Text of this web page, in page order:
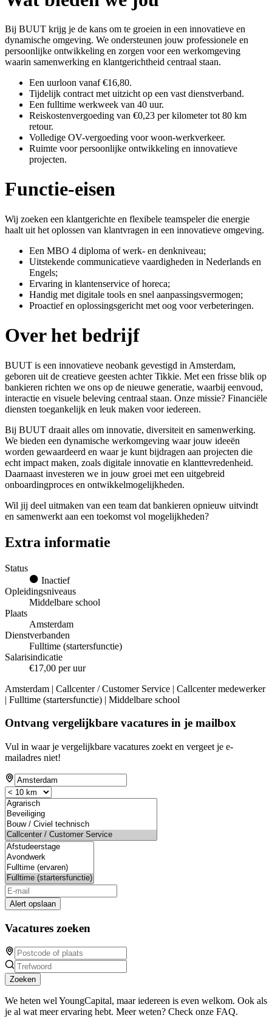
Bij BUUT krijg je de kans om te groeien in een innovatieve en
dynamische omgeving. We ondersteunen jouw professionele en
persoonlijke ontwikkeling en zorgen voor een werkomgeving
waarin samenwerking en klantgerichtheid centraal staan.
Een uurloon vanaf €16,80.
Tijdelijk contract met uitzicht op een vast dienstverband.
Een fulltime werkweek van 40 uur.
Reiskostenvergoeding van €0,23 per kilometer tot 80 km
retour.
Volledige OV-vergoeding voor woon-werkverkeer.
Ruimte voor persoonlijke ontwikkeling en innovatieve
projecten.
Functie-eisen
Wij zoeken een klantgerichte en flexibele teamspeler die energie
haalt uit het oplossen van klantvragen in een innovatieve omgeving.
Een MBO 4 diploma of werk- en denkniveau;
Uitstekende communicatieve vaardigheden in Nederlands en
Engels;
Ervaring in klantenservice of horeca;
Handig met digitale tools en snel aanpassingsvermogen;
Proactief en oplossingsgericht met oog voor verbeteringen.
Over het bedrijf
BUUT is een innovatieve neobank gevestigd in Amsterdam,
geboren uit de creatieve geesten achter Tikkie. Met een frisse blik op
bankieren richten we ons op de nieuwe generatie, waarbij eenvoud,
interactie en visuele beleving centraal staan. Onze missie? Financiële
diensten toegankelijk en leuk maken voor iedereen.
Bij BUUT draait alles om innovatie, diversiteit en samenwerking.
We bieden een dynamische werkomgeving waar jouw ideeën
worden gewaardeerd en waar je kunt bijdragen aan projecten die
echt impact maken, zoals digitale innovatie en klanttevredenheid.
Daarnaast investeren we in jouw groei met een uitgebreid
onboardingproces en ontwikkelmogelijkheden.
Wil jij deel uitmaken van een team dat bankieren opnieuw uitvindt
en samenwerkt aan een toekomst vol mogelijkheden?
Extra informatie
Status
Inactief
Opleidingsniveaus
Middelbare school
Plaats
Amsterdam
Dienstverbanden
Fulltime (startersfunctie)
Salarisindicatie
€17,00 per uur
Amsterdam | Callcenter / Customer Service | Callcenter medewerker
| Fulltime (startersfunctie) | Middelbare school
Ontvang vergelijkbare vacatures in je mailbox
Vul in waar je vergelijkbare vacatures zoekt en vergeet je e-
mailadres niet!
Alert opslaan
Vacatures zoeken
Zoeken
We heten wel YoungCapital, maar iedereen is even welkom. Ook als
je al wat meer ervaring hebt. Meer weten? Check onze FAQ.